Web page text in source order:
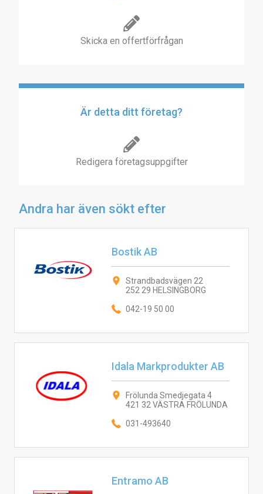
Skicka en offertförfrågan
Är detta ditt företag?
Redigera företagsuppgifter
Andra har även sökt efter
Bostik AB
Strandbadsvägen 22
252 29 HELSINGBORG
042-19 50 00
Idala Markprodukter AB
Frölunda Smedjegata 4
421 32 VÄSTRA FRÖLUNDA
031-493640
Entramo AB